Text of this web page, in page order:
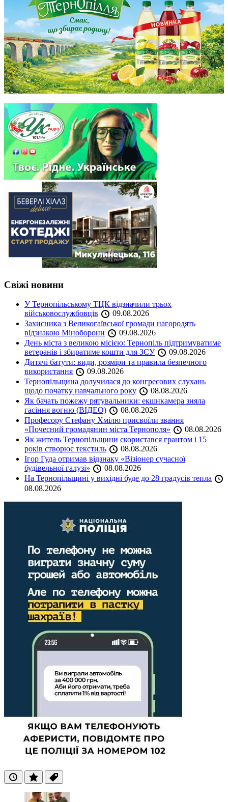
Свіжі новини
У Тернопільському ТЦК відзначили трьох
військовослужбовців
09.08.2026
Захисника з Великогаївської громади нагородять
відзнакою Міноборони
09.08.2026
День міста з великою місією: Тернопіль підтримуватиме
ветеранів і збиратиме кошти для ЗСУ
09.08.2026
Дитячі батути: види, розміри та правила безпечного
використання
09.08.2026
Тернопільщина долучилася до конгресових слухань
щодо початку навчального року
08.08.2026
Як бачать пожежу рятувальники: екшнкамера зняла
гасіння вогню (ВІДЕО)
08.08.2026
Професору Стефану Хмілю присвоїли звання
«Почесний громадянин міста Тернополя»
08.08.2026
Як житель Тернопільщини скористався грантом і 15
років створює текстиль
08.08.2026
Ігор Гуда отримав відзнаку «Візіонер сучасної
будівельної галузі»
08.08.2026
На Тернопільщині у вихідні буде до 28 градусів тепла
08.08.2026
ОстанніПопулярні
Теги